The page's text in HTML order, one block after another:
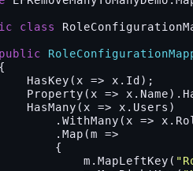
class
public
{
HasKey(x => x.Id);
Property(x =>
HasMany(x => x.Users)
.WithMany(x =>
.Map(m =>
{
m.MapLeftKey(